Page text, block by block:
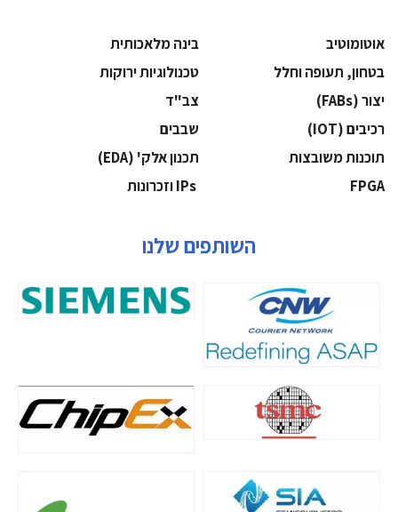
אוטומוטיב
בינה מלאכותית
בטחון, תעופה וחלל
‫טכנולוגיות ירוקות‬
‫יצור (‪(FABs‬‬
‫צב"ד‬
‫רכיבים‬ (IOT)
‫שבבים‬
‫תוכנות משובצות‬
‫תכנון אלק' (‪(EDA‬‬
‫‪FPGA‬‬
השותפים שלנו